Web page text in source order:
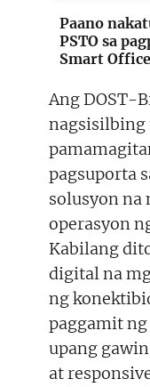
Paano
PSTO sa
Smart
Ang DOST-
nagsisilbing
pagsuporta
solusyon na
operasyon
Kabilang
digital na
ng
paggamit
upang
at